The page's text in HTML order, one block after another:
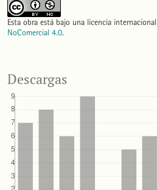
Esta obra está bajo una licencia internacional
NoComercial 4.0.
Descargas